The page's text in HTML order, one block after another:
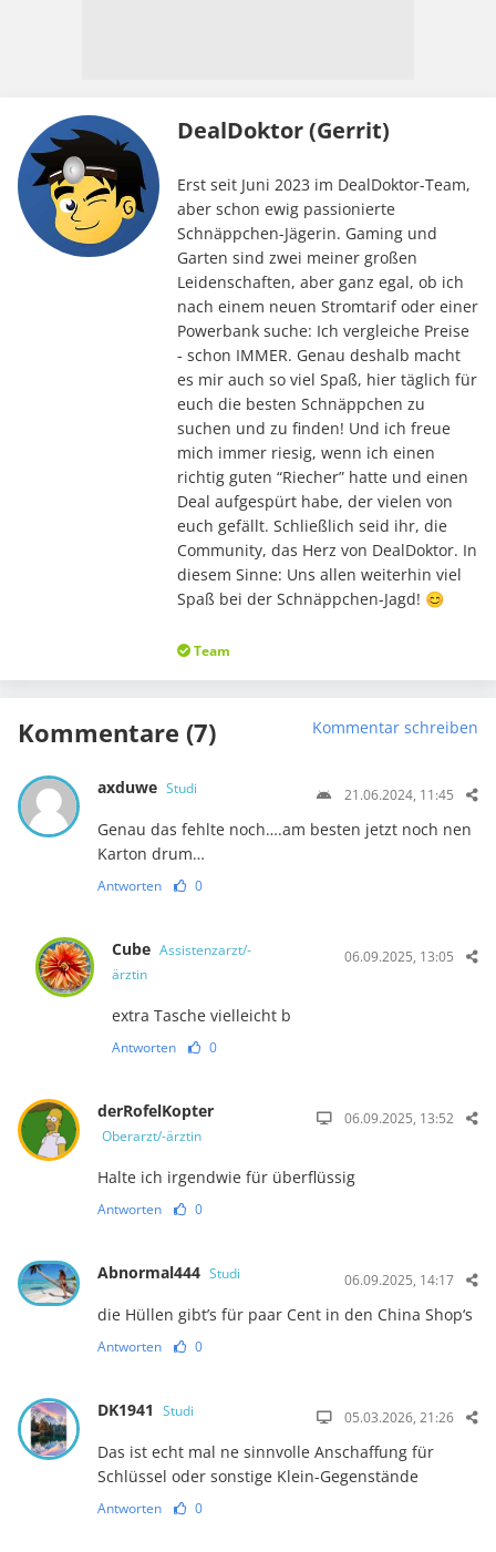
DealDoktor (Gerrit)
Erst seit Juni 2023 im DealDoktor-Team,
aber schon ewig passionierte
Schnäppchen-Jägerin. Gaming und
Garten sind zwei meiner großen
Leidenschaften, aber ganz egal, ob ich
nach einem neuen Stromtarif oder einer
Powerbank suche: Ich vergleiche Preise
- schon IMMER. Genau deshalb macht
es mir auch so viel Spaß, hier täglich für
euch die besten Schnäppchen zu
suchen und zu finden! Und ich freue
mich immer riesig, wenn ich einen
richtig guten “Riecher” hatte und einen
Deal aufgespürt habe, der vielen von
euch gefällt. Schließlich seid ihr, die
Community, das Herz von DealDoktor. In
diesem Sinne: Uns allen weiterhin viel
Spaß bei der Schnäppchen-Jagd! 😊
Team
Kommentare (7) Kommentar schreiben
axduwe Studi 21.06.2024, 11:45
Genau das fehlte noch….am besten jetzt noch nen
Karton drum…
Antworten 0
Cube Assistenzarzt/-
ärztin
06.09.2025, 13:05
extra Tasche vielleicht b
Antworten 0
derRofelKopter
Oberarzt/-ärztin
06.09.2025, 13:52
Halte ich irgendwie für überflüssig
Antworten 0
Abnormal444 Studi 06.09.2025, 14:17
die Hüllen gibt’s für paar Cent in den China Shop‘s
Antworten 0
DK1941 Studi 05.03.2026, 21:26
Das ist echt mal ne sinnvolle Anschaffung für
Schlüssel oder sonstige Klein-Gegenstände
Antworten 0